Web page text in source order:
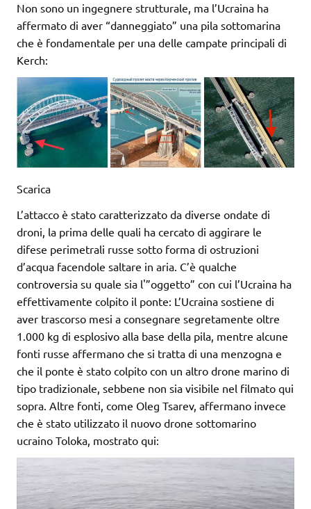
Non sono un ingegnere strutturale, ma l’Ucraina ha
affermato di aver “danneggiato” una pila sottomarina
che è fondamentale per una delle campate principali di
Kerch:
Scarica
L’attacco è stato caratterizzato da diverse ondate di
droni, la prima delle quali ha cercato di aggirare le
difese perimetrali russe sotto forma di ostruzioni
d’acqua facendole saltare in aria. C’è qualche
controversia su quale sia l'”oggetto” con cui l’Ucraina ha
effettivamente colpito il ponte: L’Ucraina sostiene di
aver trascorso mesi a consegnare segretamente oltre
1.000 kg di esplosivo alla base della pila, mentre alcune
fonti russe affermano che si tratta di una menzogna e
che il ponte è stato colpito con un altro drone marino di
tipo tradizionale, sebbene non sia visibile nel filmato qui
sopra. Altre fonti, come Oleg Tsarev, affermano invece
che è stato utilizzato il nuovo drone sottomarino
ucraino Toloka, mostrato qui: